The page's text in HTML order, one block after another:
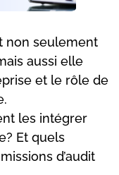
non seulement
aussi elle
et le rôle de
les intégrer
Et quels
d’audit